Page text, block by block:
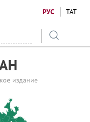
РУС ТАТ
издание